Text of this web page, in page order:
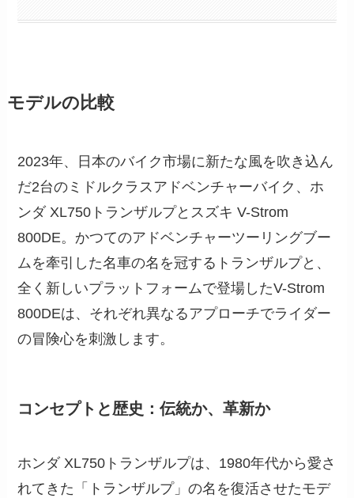
モデルの比較
2023年、日本のバイク市場に新たな風を吹き込ん
だ2台のミドルクラスアドベンチャーバイク、ホ
ンダ XL750トランザルプとスズキ V-Strom
800DE。かつてのアドベンチャーツーリングブー
ムを牽引した名車の名を冠するトランザルプと、
全く新しいプラットフォームで登場したV-Strom
800DEは、それぞれ異なるアプローチでライダー
の冒険心を刺激します。
コンセプトと歴史：伝統か、革新か
ホンダ XL750トランザルプは、1980年代から愛さ
れてきた「トランザルプ」の名を復活させたモデ